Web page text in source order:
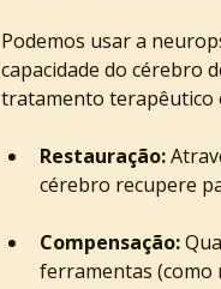
Podemos usar a
capacidade do cérebro
tratamento terapêutico
Restauração:
cérebro recupere
Compensação:
ferramentas (como